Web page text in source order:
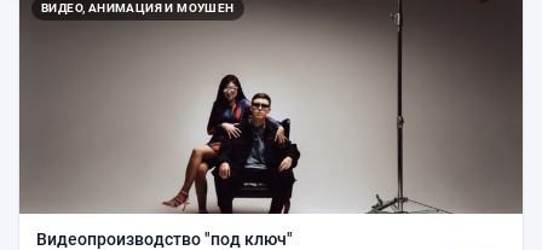
ВИДЕО, АНИМАЦИЯ И МОУШЕН
Видеопроизводство "под ключ"